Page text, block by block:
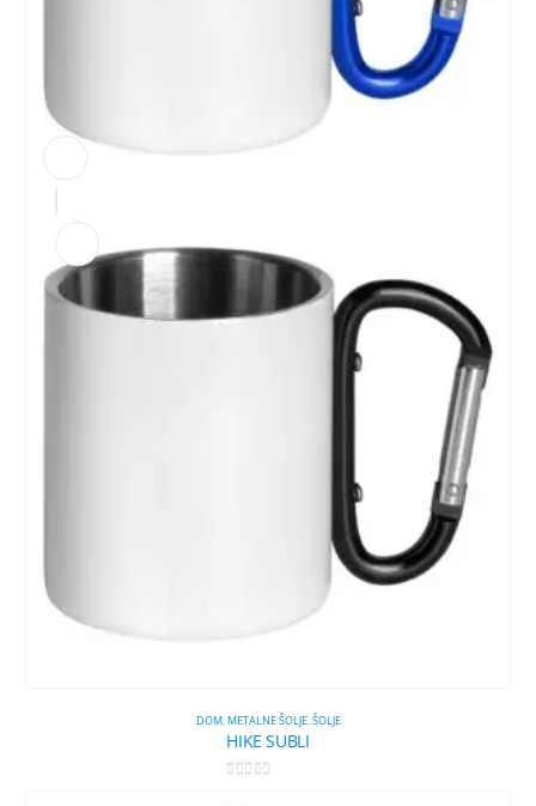
DOM,METALNE ŠOLJE,ŠOLJE
HIKE SUBLI